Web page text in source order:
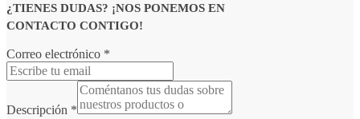
¿TIENES DUDAS? ¡NOS PONEMOS EN
CONTACTO CONTIGO!
Correo electrónico *
Descripción *